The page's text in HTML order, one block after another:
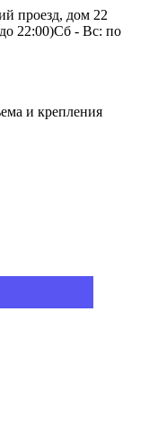
проезд, дом 22
22:00)Сб - Вс: по
и крепления